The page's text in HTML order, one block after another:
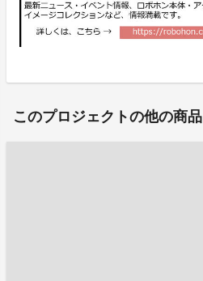
このプロジェクトの他の商品